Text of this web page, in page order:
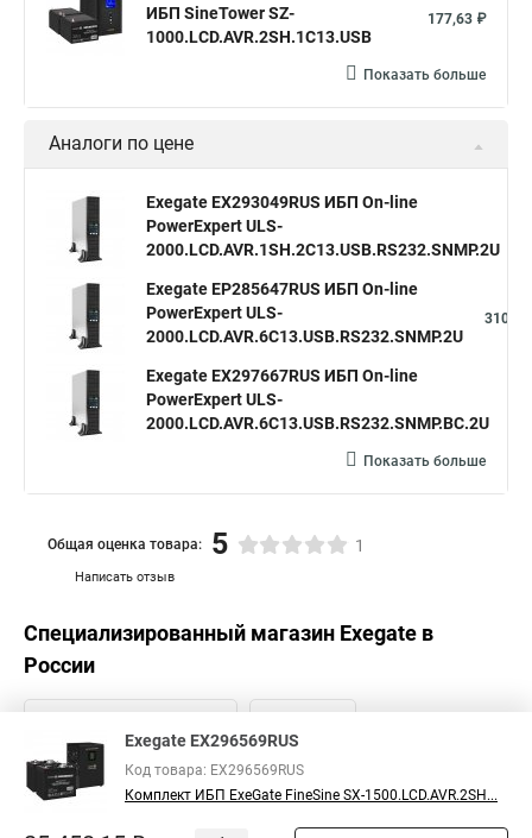
ИБП SineTower SZ-
1000.LCD.AVR.2SH.1C13.USB
177,63 ₽
Показать больше
Аналоги по цене
Exegate EX293049RUS ИБП On-line
PowerExpert ULS-
2000.LCD.AVR.1SH.2C13.USB.RS232.SNMP.2U
Exegate EP285647RUS ИБП On-line
PowerExpert ULS-
2000.LCD.AVR.6C13.USB.RS232.SNMP.2U
Exegate EX297667RUS ИБП On-line
PowerExpert ULS-
2000.LCD.AVR.6C13.USB.RS232.SNMP.BC.2U
Показать больше
Написать отзыв
Общая оценка товара: 5 1
Специализированный магазин Exegate в
России
Exegate EX296569RUS
Код товара: EX296569RUS
Комплект ИБП ExeGate FineSine SX-1500.LCD.AVR.2SH...